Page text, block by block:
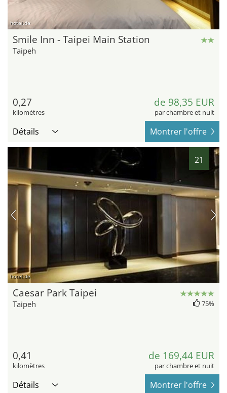
hotel.de
Smile Inn - Taipei Main Station
Taipeh
0,27
kilomètres
de 98,35 EUR
par chambre et nuit
Détails Montrer l'offre
21
hotel.de
Caesar Park Taipei
Taipeh 75%
0,41
kilomètres
de 169,44 EUR
par chambre et nuit
Détails Montrer l'offre